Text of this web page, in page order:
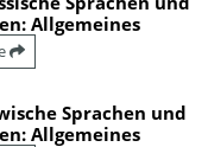
Allgemeines
Sprachen und
Allgemeines